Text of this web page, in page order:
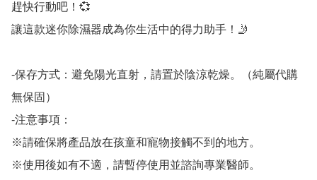
趕快行動吧！💞
讓這款迷你除濕器成為你生活中的得力助手！🤳
-保存方式：避免陽光直射，請置於陰涼乾燥。（純屬代購
無保固）
-注意事項：
※請確保將產品放在孩童和寵物接觸不到的地方。
※使用後如有不適，請暫停使用並諮詢專業醫師。